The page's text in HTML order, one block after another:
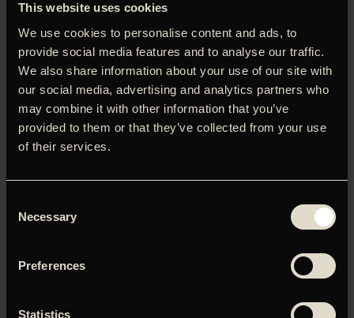
This website uses cookies
We use cookies to personalise content and ads, to
provide social media features and to analyse our traffic.
We also share information about your use of our site with
our social media, advertising and analytics partners who
may combine it with other information that you’ve
provided to them or that they’ve collected from your use
of their services.
Selection
Necessary
Preferences
Statistics
perfekte husmødre på et tidspunkt, hvor det forventes, at
kvinder skal tjene deres mand. Efter sin mands pludselige
død opdager Paulette, at skolen er på randen af konkurs
og er nødt til at påtage sig sit ansvar. Mens skolen
forbereder sig til årets husholdningskonkurrence i tv,
begynder hun og hendes livlige studerende at stille
spørgsmålstegn ved deres overbevisning, mens de
landsdækkende protester i maj 1968 forandrer samfundet
omkring dem. Paulette genforenes med sin første
strenge nonne Marie-Thérèse (Noémie Lvovsky) går
Paulette sammen med skolepigerne for at overvinde
hustru’ er en humoristisk og satirisk universel historie om